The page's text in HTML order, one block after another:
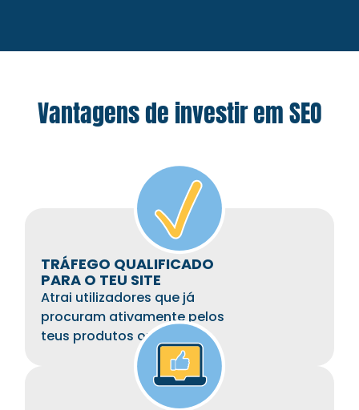
Vantagens de investir em SEO
TRÁFEGO QUALIFICADO
PARA O TEU SITE
Atrai utilizadores que já
procuram ativamente pelos
teus produtos ou serviços.